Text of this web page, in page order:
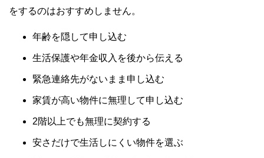
をするのはおすすめしません。
年齢を隠して申し込む
生活保護や年金収入を後から伝える
緊急連絡先がないまま申し込む
家賃が高い物件に無理して申し込む
2階以上でも無理に契約する
安さだけで生活しにくい物件を選ぶ